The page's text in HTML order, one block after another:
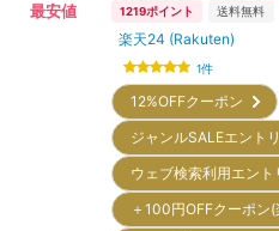
最安値 1219ポイント 送料無料
楽天24 (Rakuten)
1件
12%OFFクーポン
ジャンルSALEエン
ウェブ検索利用エン
＋100円OFFクーポ